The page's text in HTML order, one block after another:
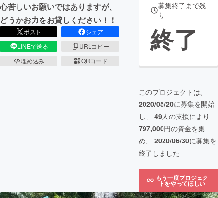
心苦しいお願いではありますが、
どうかお力をお貸しください！！
ポスト
シェア
LINEで送る
URLコピー
埋め込み
QRコード
募集終了まで残
り
終了
このプロジェクトは、
2020/05/20に募集を開始
し、 49人の支援により
797,000円の資金を集
め、 2020/06/30に募集を
終了しました
もう一度プロジェク
トをやってほしい